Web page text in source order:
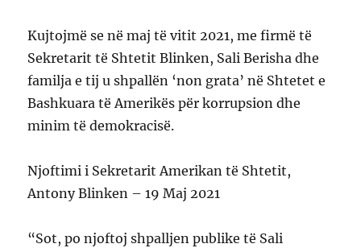
Kujtojmë se në maj të vitit 2021, me firmë të
Sekretarit të Shtetit Blinken, Sali Berisha dhe
familja e tij u shpallën ‘non grata’ në Shtetet e
Bashkuara të Amerikës për korrupsion dhe
minim të demokracisë.
Njoftimi i Sekretarit Amerikan të Shtetit,
Antony Blinken – 19 Maj 2021
“Sot, po njoftoj shpalljen publike të Sali